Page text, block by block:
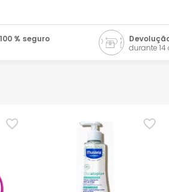
100 % seguro
durante 14